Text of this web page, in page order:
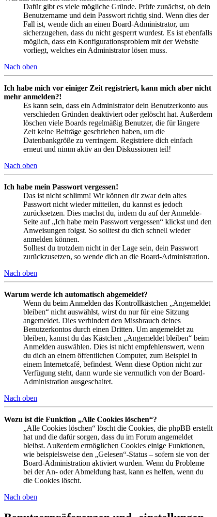
Dafür gibt es viele mögliche Gründe. Prüfe zunächst, ob dein
Benutzername und dein Passwort richtig sind. Wenn dies der
Fall ist, wende dich an einen Board-Administrator, um
sicherzugehen, dass du nicht gesperrt wurdest. Es ist ebenfalls
möglich, dass ein Konfigurationsproblem mit der Website
vorliegt, welches ein Administrator lösen muss.
Nach oben
Ich habe mich vor einiger Zeit registriert, kann mich aber nicht
mehr anmelden?!
Es kann sein, dass ein Administrator dein Benutzerkonto aus
verschieden Gründen deaktiviert oder gelöscht hat. Außerdem
löschen viele Boards regelmäßig Benutzer, die für längere
Zeit keine Beiträge geschrieben haben, um die
Datenbankgröße zu verringern. Registriere dich einfach
erneut und nimm aktiv an den Diskussionen teil!
Nach oben
Ich habe mein Passwort vergessen!
Das ist nicht schlimm! Wir können dir zwar dein altes
Passwort nicht wieder mitteilen, du kannst es jedoch
zurücksetzen. Dies machst du, indem du auf der Anmelde-
Seite auf „Ich habe mein Passwort vergessen“ klickst und den
Anweisungen folgst. So solltest du dich schnell wieder
anmelden können.
Solltest du trotzdem nicht in der Lage sein, dein Passwort
zurückzusetzen, so wende dich an die Board-Administration.
Nach oben
Warum werde ich automatisch abgemeldet?
Wenn du beim Anmelden das Kontrollkästchen „Angemeldet
bleiben“ nicht auswählst, wirst du nur für eine Sitzung
angemeldet. Dies verhindert den Missbrauch deines
Benutzerkontos durch einen Dritten. Um angemeldet zu
bleiben, kannst du das Kästchen „Angemeldet bleiben“ beim
Anmelden auswählen. Dies ist nicht empfehlenswert, wenn
du dich an einem öffentlichen Computer, zum Beispiel in
einem Internetcafé, befindest. Wenn diese Option nicht zur
Verfügung steht, dann wurde sie vermutlich von der Board-
Administration ausgeschaltet.
Nach oben
Wozu ist die Funktion „Alle Cookies löschen“?
„Alle Cookies löschen“ löscht die Cookies, die phpBB erstellt
hat und die dafür sorgen, dass du im Forum angemeldet
bleibst. Außerdem ermöglichen Cookies einige Funktionen,
wie beispielsweise den „Gelesen“-Status – sofern sie von der
Board-Administration aktiviert wurden. Wenn du Probleme
bei der An- oder Abmeldung hast, kann es helfen, wenn du
die Cookies löscht.
Nach oben